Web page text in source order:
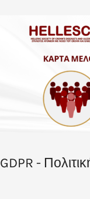
GDPR -